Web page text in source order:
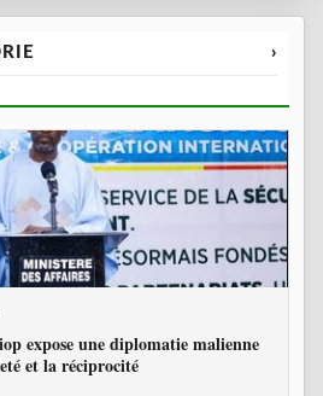
›
expose une diplomatie malienne
et la réciprocité